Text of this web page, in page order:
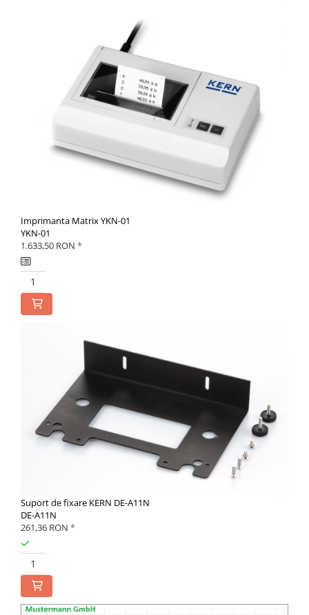
Imprimanta Matrix YKN-01
YKN-01
1.633,50 RON *
Suport de fixare KERN DE-A11N
DE-A11N
261,36 RON *